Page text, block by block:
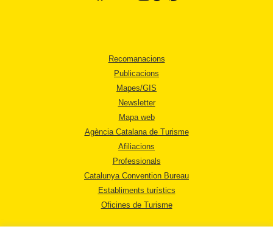
Recomanacions
Publicacions
Mapes/GIS
Newsletter
Mapa web
Agència Catalana de Turisme
Afiliacions
Professionals
Catalunya Convention Bureau
Establiments turístics
Oficines de Turisme